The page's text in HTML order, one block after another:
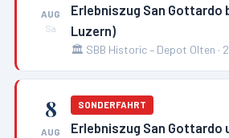
AUG
Sa
Erlebniszug San Gottardo
Luzern)
🏛️ SBB Historic – Depot Olten ·
8
AUG
SONDERFAHRT
Erlebniszug San Gottardo